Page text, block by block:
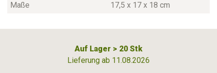
Maße
17,5 x 17 x 18 cm
Auf Lager > 20 Stk
Lieferung ab 11.08.2026